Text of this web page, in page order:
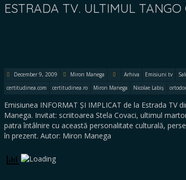
ESTRADA TV. ULTIMUL
December 9, 2009 Miron Manega Arhiva Emisiuni tv
certitudinea.com
certitudinea.ro Miron Manega Nicolae Labiș
Emisiunea INFORMAT ȘI IMPLICAT de la Estrada TV
Manega. Invitat: scriitoarea Stela Covaci, ultimul
patra întâlnire cu această personalitate culturală,
în prezent. Autor: Miron Manega